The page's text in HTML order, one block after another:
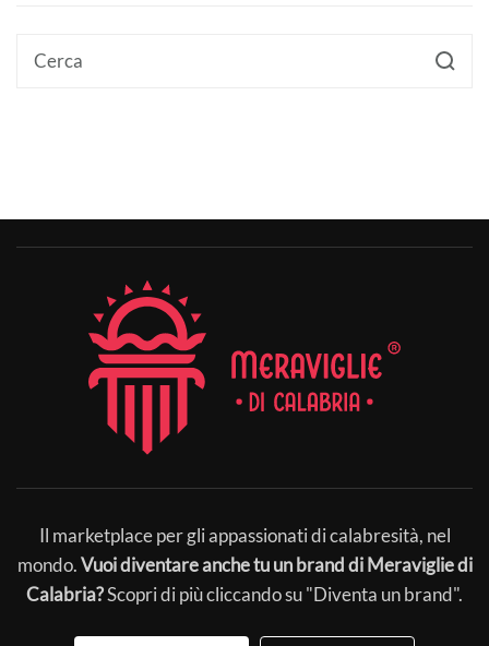
Il marketplace per gli appassionati di calabresità, nel
mondo.Vuoi diventare anche tu un brand di Meraviglie di
Calabria?Scopri di più cliccando su "Diventa un brand".